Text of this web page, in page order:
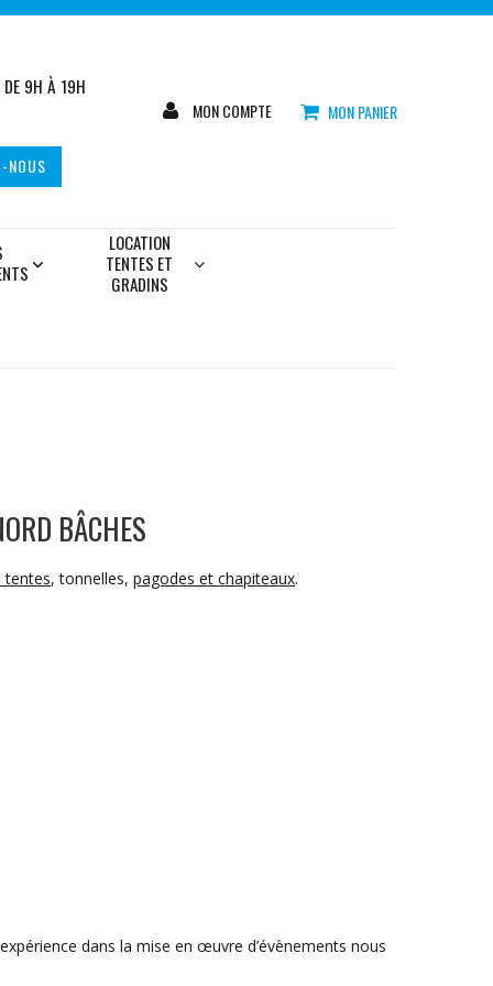
DE 9H À 19H
NOUS
MON COMPTE MON PANIER
LOCATION
TENTES ET
GRADINS
BÂCHES
tentes, tonnelles, pagodes et chapiteaux.
dans la mise en œuvre d’évènements nous